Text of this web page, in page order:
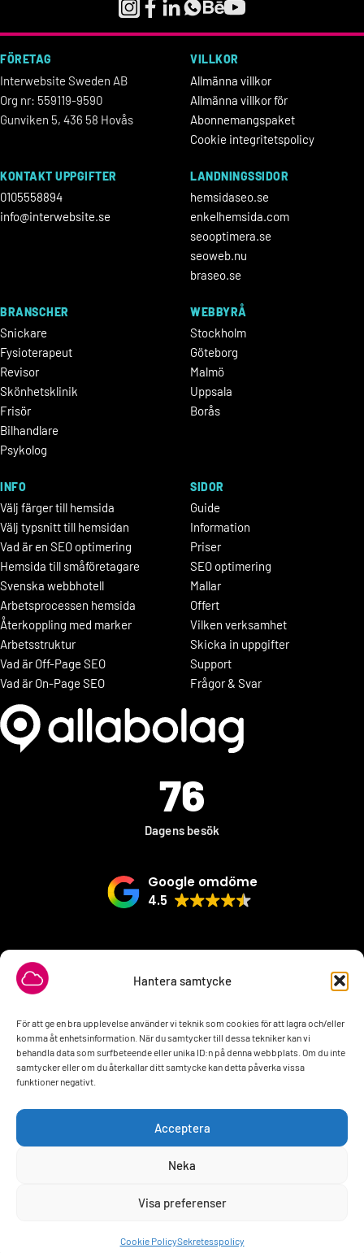
Hantera samtycke
För att ge en bra upplevelse använder vi teknik som cookies för att lagra och/eller
komma åt enhetsinformation. När du samtycker till dessa tekniker kan vi
behandla data som surfbeteende eller unika ID:n på denna webbplats. Om du inte
samtycker eller om du återkallar ditt samtycke kan detta påverka vissa
funktioner negativt.
Acceptera
Neka
Visa preferenser
Cookie PolicySekretesspolicy
FÖRETAG
Interwebsite Sweden AB
Org nr: 559119-9590
Gunviken 5, 436 58 Hovås
VILLKOR
Allmänna villkor
Allmänna villkor för
Abonnemangspaket
Cookie integritetspolicy
KONTAKT UPPGIFTER
0105558894
info@interwebsite.se
LANDNINGSSIDOR
hemsidaseo.se
enkelhemsida.com
seooptimera.se
seoweb.nu
braseo.se
BRANSCHER
Snickare
Fysioterapeut
Revisor
Skönhetsklinik
Frisör
Bilhandlare
Psykolog
WEBBYRÅ
Stockholm
Göteborg
Malmö
Uppsala
Borås
INFO
Välj färger till hemsida
Välj typsnitt till hemsidan
Vad är en SEO optimering
Hemsida till småföretagare
Svenska webbhotell
Arbetsprocessen hemsida
Återkoppling med marker
Arbetsstruktur
Vad är Off-Page SEO
Vad är On-Page SEO
SIDOR
Guide
Information
Priser
SEO optimering
Mallar
Offert
Vilken verksamhet
Skicka in uppgifter
Support
Frågor & Svar
76
Dagens besök
Google omdöme
4.5